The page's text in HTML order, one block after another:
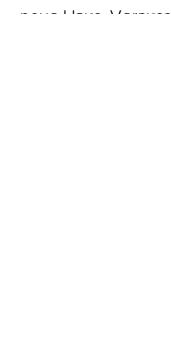
neue Haus.